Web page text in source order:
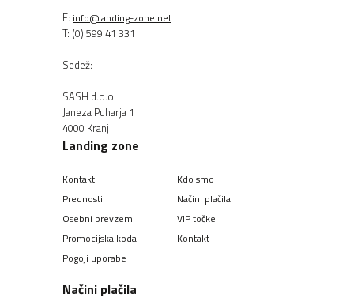
E: info@landing-zone.net
T: (0) 599 41 331
Sedež:
SASH d.o.o.
Janeza Puharja 1
4000 Kranj
Landing zone
Kontakt
Kdo smo
Prednosti
Načini plačila
Osebni prevzem
VIP točke
Promocijska koda
Kontakt
Pogoji uporabe
Načini plačila